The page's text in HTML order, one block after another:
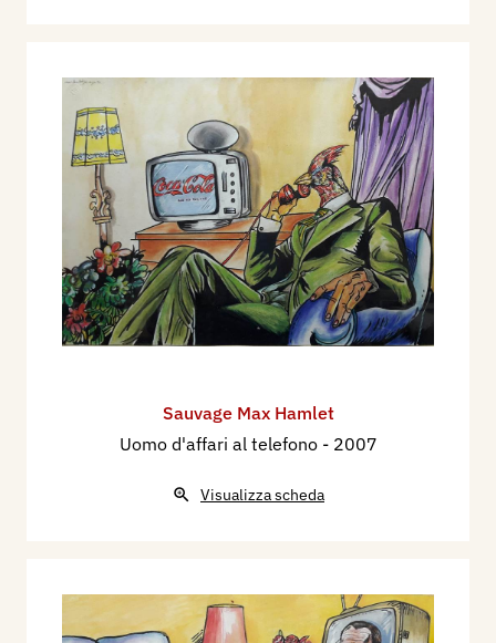
Sauvage Max Hamlet
Uomo d'affari al telefono - 2007
Visualizza scheda